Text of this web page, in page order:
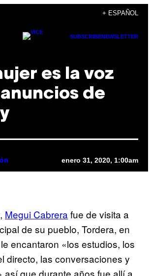
+ ESPAÑOL
SUBSCRIBENEWSLETTER
es la voz
de
enero 31, 2020, 1:00am
Megui Cabrera fue de visita a
de su pueblo, Tordera, en
encantaron «los estudios, los
directo, las conversaciones y
así que durante años fue allí a